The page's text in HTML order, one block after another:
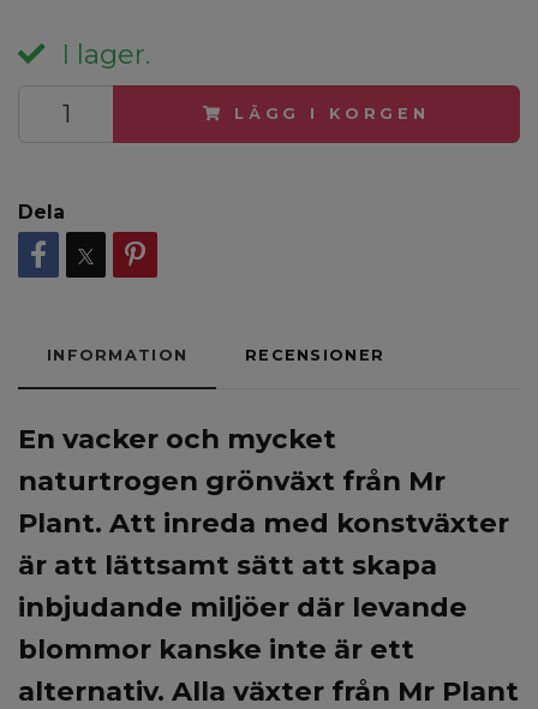
I lager.
LÄGG I KORGEN
Dela
INFORMATION RECENSIONER
En vacker och mycket
naturtrogen grönväxt från Mr
Plant. Att inreda med konstväxter
är att lättsamt sätt att skapa
inbjudande miljöer där levande
blommor kanske inte är ett
alternativ. Alla växter från Mr Plant